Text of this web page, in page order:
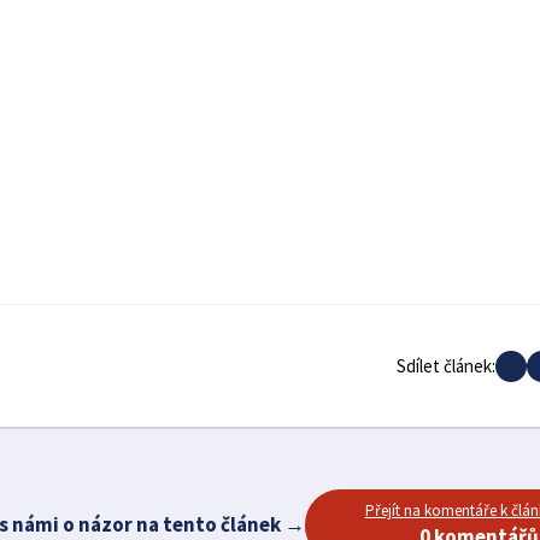
Sdílet článek:
námi o názor na tento článek →
Přejít na komentáře k